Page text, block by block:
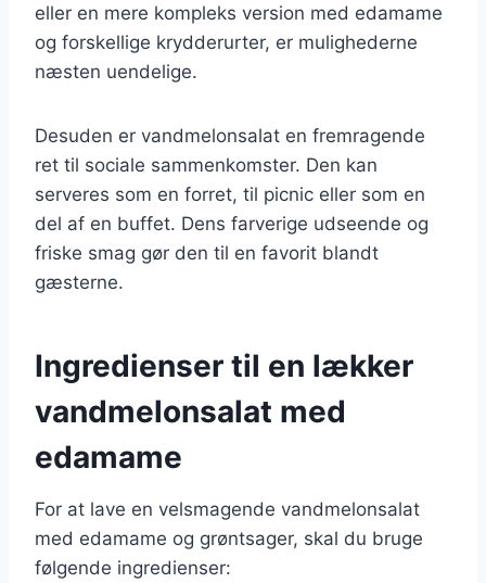
eller en mere kompleks version med edamame
og forskellige krydderurter, er mulighederne
næsten uendelige.
Desuden er vandmelonsalat en fremragende
ret til sociale sammenkomster. Den kan
serveres som en forret, til picnic eller som en
del af en buffet. Dens farverige udseende og
friske smag gør den til en favorit blandt
gæsterne.
Ingredienser til en lækker
vandmelonsalat med
edamame
For at lave en velsmagende vandmelonsalat
med edamame og grøntsager, skal du bruge
følgende ingredienser: